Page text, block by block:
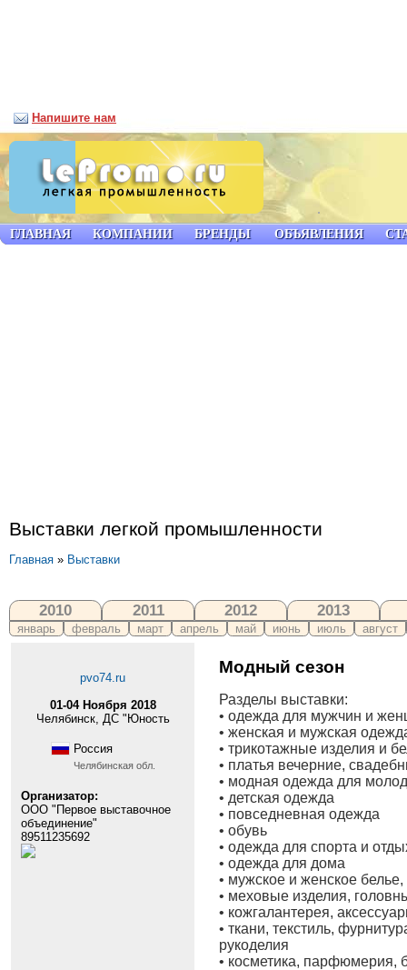
Выставки легкой промышленности
Главная » Выставки
2010 2011 2012 2013
январь февраль март апрель май июнь июль август
pvo74.ru
01-04 Ноября 2018
Челябинск, ДС "Юность
Россия
Челябинская обл.
Организатор:
ООО "Первое выставочное
объединение"
89511235692
Модный сезон
Разделы выставки:
• одежда для мужчин и
• женская и мужская
• трикотажные изделия и
• платья вечерние,
• модная одежда для
• детская одежда
• повседневная одежда
• обувь
• одежда для спорта и
• одежда для дома
• мужское и женское
• меховые изделия,
• кожгалантерея,
• ткани, текстиль,
рукоделия
• косметика, парфюмерия,
ГЛАВНАЯ КОМПАНИИ БРЕНДЫ ОБЪЯВЛЕНИЯ
Напишите нам